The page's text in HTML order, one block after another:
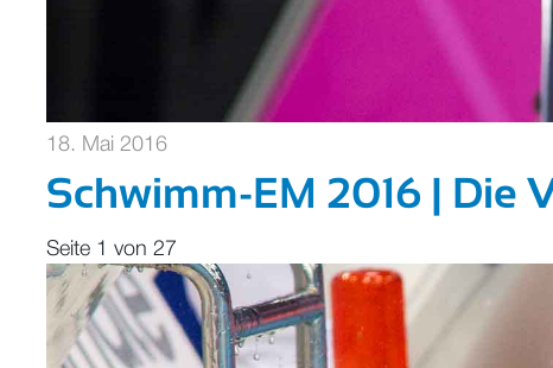
18. Mai 2016
Schwimm-EM 2016 | Die
Seite 1 von 27